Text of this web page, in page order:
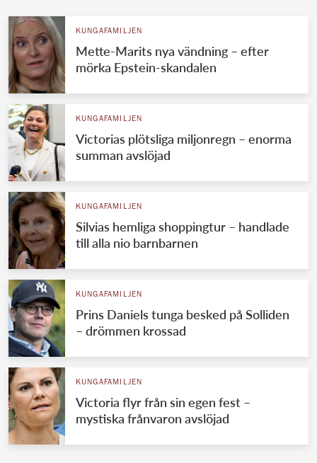
KUNGAFAMILJEN
Mette-Marits nya vändning – efter
mörka Epstein-skandalen
KUNGAFAMILJEN
Victorias plötsliga miljonregn – enorma
summan avslöjad
KUNGAFAMILJEN
Silvias hemliga shoppingtur – handlade
till alla nio barnbarnen
KUNGAFAMILJEN
Prins Daniels tunga besked på Solliden
– drömmen krossad
KUNGAFAMILJEN
Victoria flyr från sin egen fest –
mystiska frånvaron avslöjad